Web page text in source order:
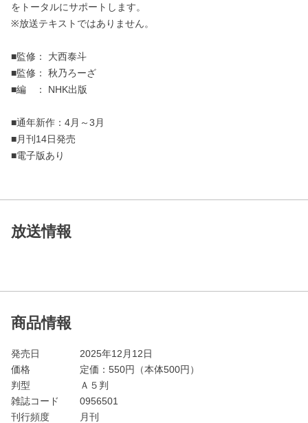
をトータルにサポートします。
※放送テキストではありません。
■監修： 大西泰斗
■監修： 秋乃ろーざ
■編 ： NHK出版
■通年新作：4月～3月
■月刊14日発売
■電子版あり
放送情報
商品情報
発売日
2025年12月12日
価格
定価： 550円（本体500円）
判型
Ａ５判
雑誌コード
0956501
刊行頻度
月刊